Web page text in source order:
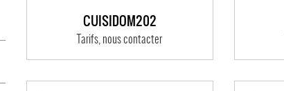
CUISIDOM202
Tarifs, nous contacter